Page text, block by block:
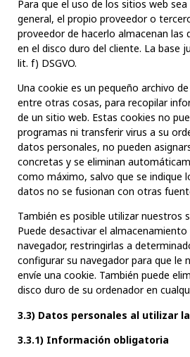
Para que el uso de los sitios web
general, el propio proveedor o
proveedor de hacerlo almacenan las
en el disco duro del cliente. La base
lit. f) DSGVO.
Una cookie es un pequeño archivo
entre otras cosas, para recopilar
de un sitio web. Estas cookies no
programas ni transferir virus a su
datos personales, no pueden
concretas y se eliminan
como máximo, salvo que se indique
datos no se fusionan con otras
También es posible utilizar nuestros
Puede desactivar el
navegador, restringirlas a
configurar su navegador para que le
envíe una cookie. También puede
disco duro de su ordenador en
3.3) Datos personales al utilizar
3.3.1) Información obligatoria